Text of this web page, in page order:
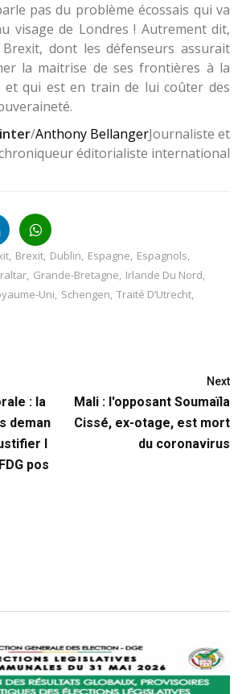
pas du problème écossais qui va
visage de Londres ! Autrement dit,
dont les défenseurs assurait
la maitrise de ses frontières à la
et qui est en train de lui coûter des
/Anthony BellangerJournaliste et
éditorialiste international
, Brexit, Dublin, Espagne, Espagnols,
, Grande-Bretagne, Irlande Du Nord,
Uni, Schengen, Traité D’Utrecht,
: la
deman
l
pos
Next
Mali : l'opposant Soumaïla
Cissé, ex-otage, est mort
du coronavirus